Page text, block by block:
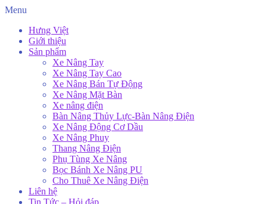
Menu
Hưng Việt
Giới thiệu
Sản phẩm
Xe Nâng Tay
Xe Nâng Tay Cao
Xe Nâng Bán Tự Động
Xe Nâng Mặt Bàn
Xe nâng điện
Bàn Nâng Thủy Lực-Bàn Nâng Điện
Xe Nâng Động Cơ Dầu
Xe Nâng Phuy
Thang Nâng Điện
Phụ Tùng Xe Nâng
Bọc Bánh Xe Nâng PU
Cho Thuê Xe Nâng Điện
Liên hệ
Tin Tức – Hỏi đáp